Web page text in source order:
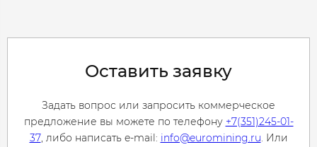
Оставить заявку
Задать вопрос или запросить коммерческое
предложение вы можете по телефону +7(351)245-01-
37, либо написать e-mail: info@euromining.ru. Или